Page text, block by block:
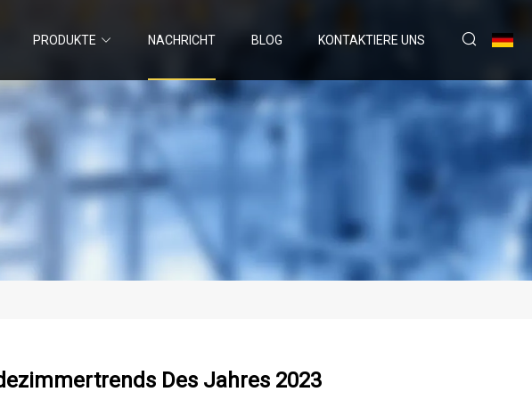
PRODUKTE NACHRICHT BLOG KONTAKTIERE UNS
Des Jahres 2023